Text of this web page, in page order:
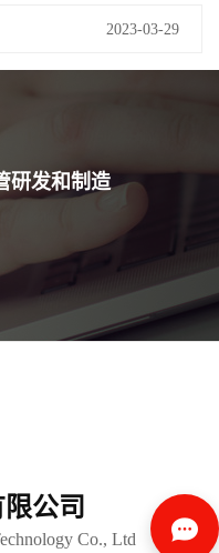
2023-03-29
研发和制造
公司
Co., Ltd